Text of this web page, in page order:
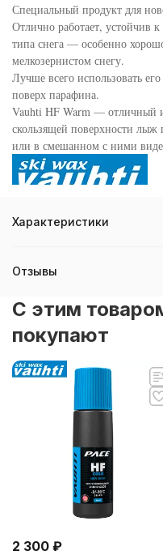
Специальный продукт для
Отлично работает, устойчив
типа снега — особенно
мелкозернистом снегу.
Лучше всего использовать
поверх парафина.
Vauhti HF Warm — отличный
скользящей поверхности лыж
или в смешанном с ними
Характеристики
Отзывы
C этим
покупают
2 300 ₽